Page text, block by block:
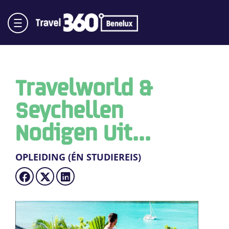
Travelworld &
Seychellen
Nodigen Uit...
OPLEIDING (ÉN STUDIEREIS)